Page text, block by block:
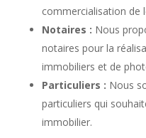
commercialisation de
Notaires : Nous
notaires pour la
immobiliers et de
Particuliers : Nous
particuliers qui
immobilier.